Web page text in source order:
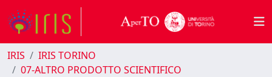
IRIS
IRIS TORINO
07-ALTRO PRODOTTO SCIENTIFICO